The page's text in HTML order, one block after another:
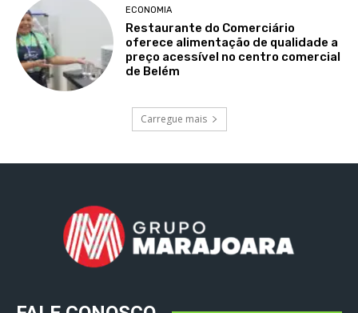
ECONOMIA
Restaurante do Comerciário
oferece alimentação de qualidade a
preço acessível no centro comercial
de Belém
Carregue mais